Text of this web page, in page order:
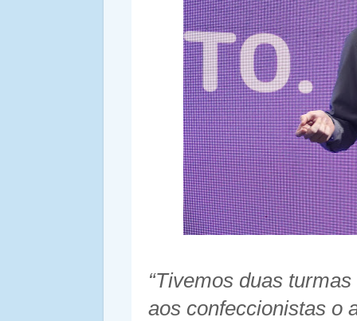
“Tivemos duas
aos confeccionistas o